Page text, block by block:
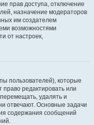
прав доступа, отключение
назначение модераторов
им создателем
возможностями
от настроек,
пользователей), которые
редактировать или
удалять и
отвечают. Основные задачи
содержания сообщений